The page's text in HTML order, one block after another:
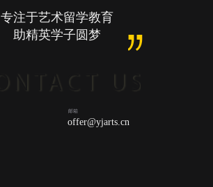
专注于艺术留学教育
助精英学子圆梦
邮箱
offer@yjarts.cn